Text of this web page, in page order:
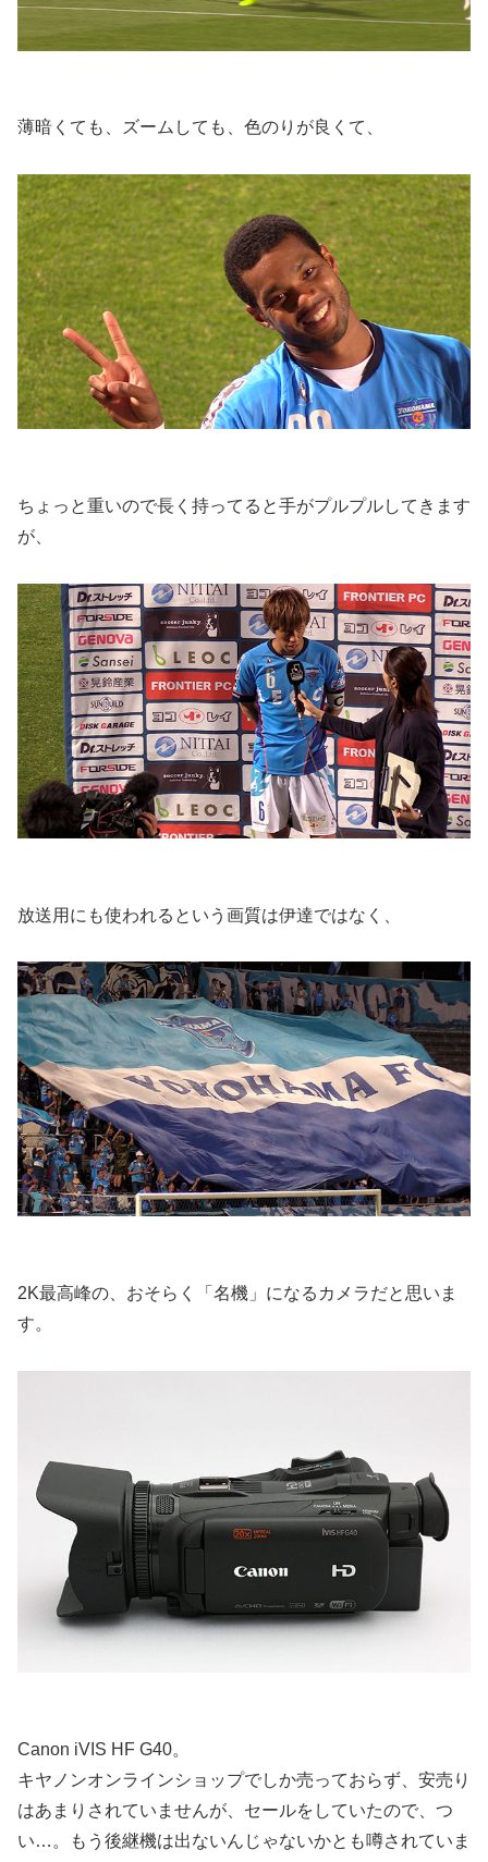
薄暗くても、ズームしても、色のりが良くて、
ちょっと重いので長く持ってると手がプルプルしてきます
が、
放送用にも使われるという画質は伊達ではなく、
2K最高峰の、おそらく「名機」になるカメラだと思いま
す。
Canon iVIS HF G40。
キヤノンオンラインショップでしか売っておらず、安売り
はあまりされていませんが、セールをしていたので、つ
い…。もう後継機は出ないんじゃないかとも噂されていま